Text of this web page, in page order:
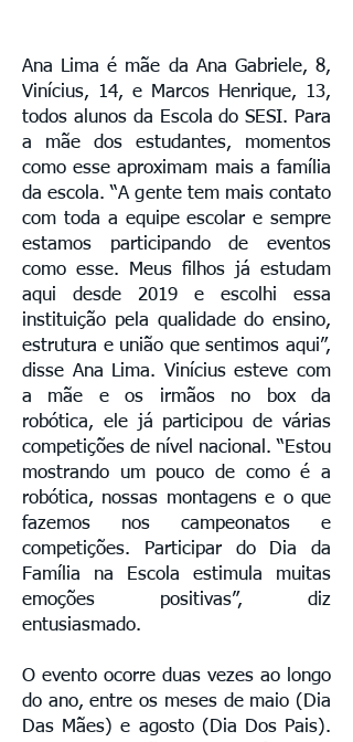
Ana Lima é mãe da Ana Gabriele, 8,
Vinícius, 14, e Marcos Henrique, 13,
todos alunos da Escola do SESI. Para
a mãe dos estudantes, momentos
como esse aproximam mais a família
da escola. “A gente tem mais contato
com toda a equipe escolar e sempre
estamos participando de eventos
como esse. Meus filhos já estudam
aqui desde 2019 e escolhi essa
instituição pela qualidade do ensino,
estrutura e união que sentimos aqui”,
disse Ana Lima. Vinícius esteve com
a mãe e os irmãos no box da
robótica, ele já participou de várias
competições de nível nacional. “Estou
mostrando um pouco de como é a
robótica, nossas montagens e o que
fazemos nos campeonatos e
competições. Participar do Dia da
Família na Escola estimula muitas
emoções positivas”, diz
entusiasmado.
O evento ocorre duas vezes ao longo
do ano, entre os meses de maio (Dia
Das Mães) e agosto (Dia Dos Pais).